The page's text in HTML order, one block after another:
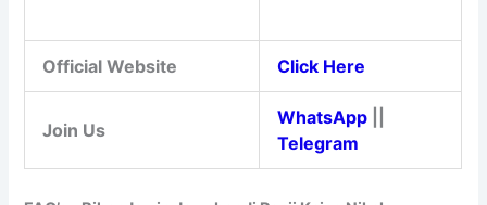
Official Website Click Here
Join Us
WhatsApp
Telegram